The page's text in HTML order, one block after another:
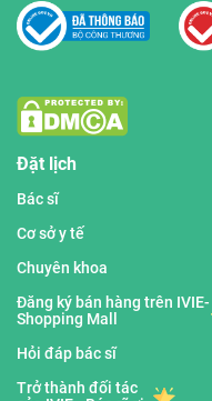
Đặt lịch
Bác sĩ
Cơ sở y tế
Chuyên khoa
Đăng ký bán hàng trên IVIE-
Shopping Mall
Hỏi đáp bác sĩ
Trở thành đối tác